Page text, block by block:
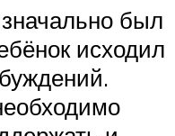
был
исходил